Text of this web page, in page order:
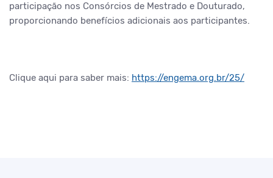
participação nos Consórcios de Mestrado e Douturado,
proporcionando benefícios adicionais aos participantes.
Clique aqui para saber mais: https://engema.org.br/25/